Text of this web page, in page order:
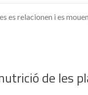
es relacionen i es
de les